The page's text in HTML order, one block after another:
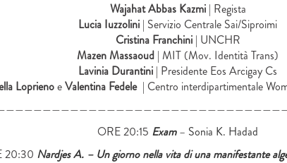
Wajahat Abbas Kazmi| Regista
Lucia Iuzzolini | Servizio Centrale Sai/Siproimi
Cristina Franchini| UNCHR
Mazen Massaoud | MIT (Mov. Identità Trans)
Lavinia Durantini | Presidente Eos Arcigay Cs
LoprienoeValentina Fedele| Centro interdipartimentale
ORE 20:15 Exam– Sonia K. Hadad
20:30 Nardjes A. – Un giorno nella vita di una manifestante